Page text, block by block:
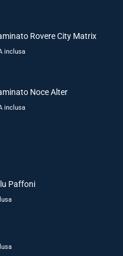
Rovere City Matrix
inclusa
Noce Alter
inclusa
Paffoni